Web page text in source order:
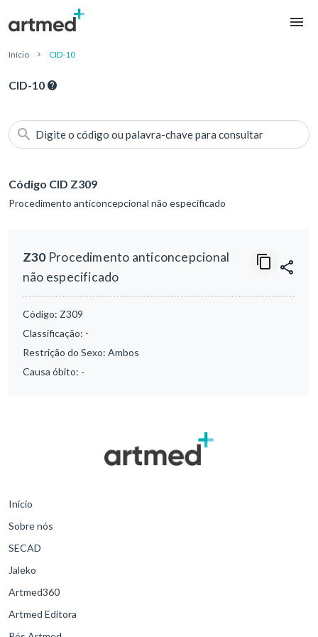
Início CID-10
CID-10
Digite o código ou palavra-chave para consultar
Código CID Z309
Procedimento anticoncepcional não especificado
Z30Procedimento anticoncepcional
não especificado
Código: Z309
Classificação: -
Restrição do Sexo: Ambos
Causa óbito: -
Início
Sobre nós
SECAD
Jaleko
Artmed360
Artmed Editora